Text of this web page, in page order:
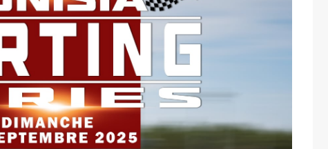
TRANSFENNEC